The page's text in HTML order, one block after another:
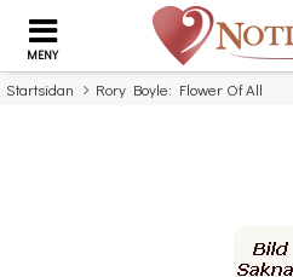
MENY
Startsidan Rory Boyle: Flower Of All